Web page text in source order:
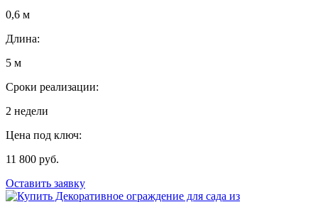
0,6 м
Длина:
5 м
Сроки реализации:
2 недели
Цена под ключ:
11 800 руб.
Оставить заявку